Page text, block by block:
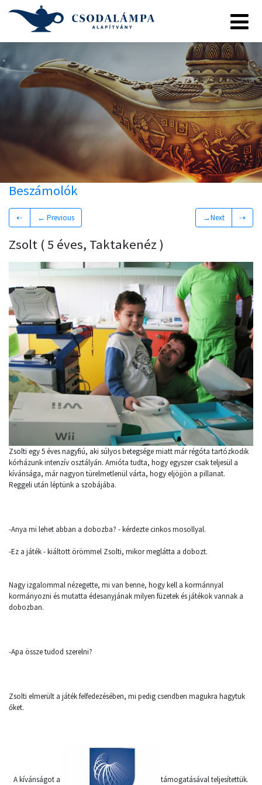
Beszámolók
⇠ ← Previous →Next ⇢
Zsolt ( 5 éves, Taktakenéz )
Zsolti egy 5 éves nagyfiú, aki súlyos betegsége miatt már régóta tartózkodik
kórházunk intenzív osztályán. Amióta tudta, hogy egyszer csak teljesül a
kívánsága, már nagyon türelmetlenül várta, hogy eljöjjön a pillanat.
Reggeli után léptünk a szobájába.
-Anya mi lehet abban a dobozba? - kérdezte cinkos mosollyal.
-Ez a játék - kiáltott örömmel Zsolti, mikor meglátta a dobozt.
Nagy izgalommal nézegette, mi van benne, hogy kell a kormánnyal
kormányozni és mutatta édesanyjának milyen füzetek és játékok vannak a
dobozban.
-Apa össze tudod szerelni?
Zsolti elmerült a játék felfedezésében, mi pedig csendben magukra hagytuk
őket.
A kívánságot a támogatásával teljesítettük.